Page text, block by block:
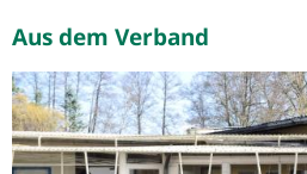
Aus dem Verband